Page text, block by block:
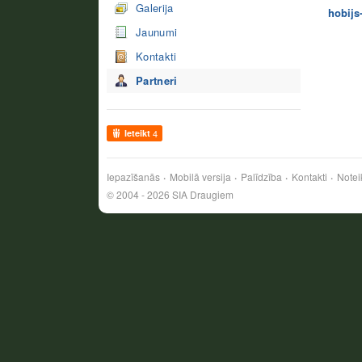
Galerija
Jaunumi
Kontakti
Partneri
Ieteikt 4
Iepazīšanās Mobilā versija Palīdzība Kontakti
© 2004 - 2026 SIA Draugiem